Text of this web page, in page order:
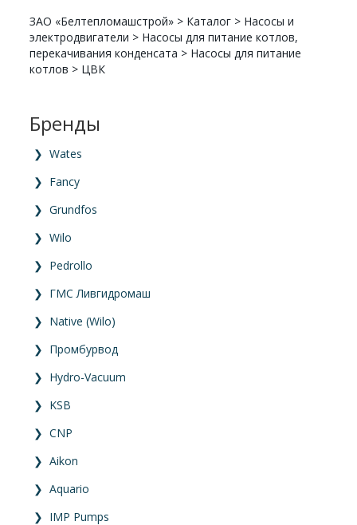
ЗАО «Белтепломашстрой» > Каталог > Насосы и
электродвигатели > Насосы для питание котлов,
перекачивания конденсата > Насосы для питание
котлов > ЦВК
Бренды
❯ Wates
❯ Fancy
❯ Grundfos
❯ Wilo
❯ Pedrollo
❯ ГМС Ливгидромаш
❯ Native (Wilo)
❯ Промбурвод
❯ Hydro-Vacuum
❯ KSB
❯ CNP
❯ Aikon
❯ Aquario
❯ IMP Pumps